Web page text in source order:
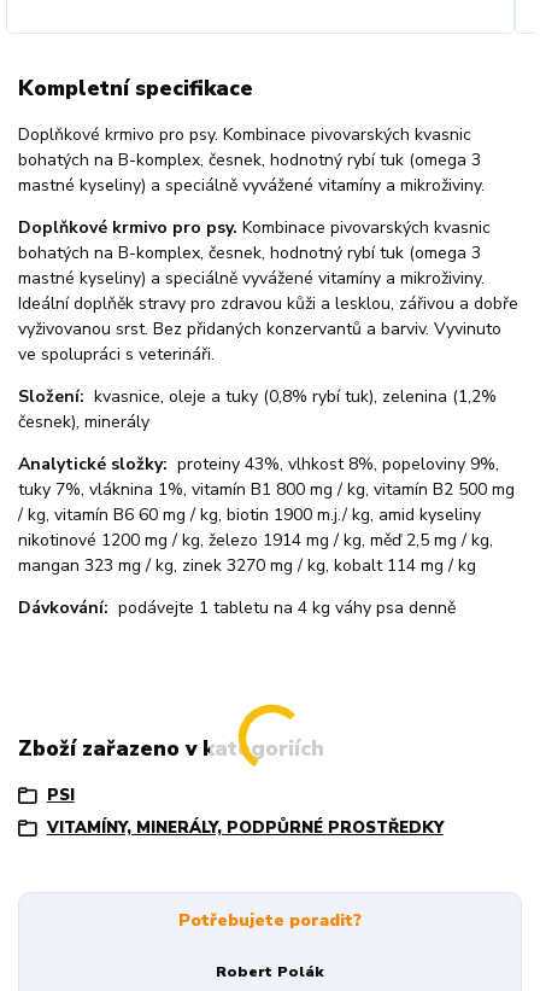
Kompletní specifikace
Doplňkové krmivo pro psy. Kombinace pivovarských kvasnic
bohatých na B-komplex, česnek, hodnotný rybí tuk (omega 3
mastné kyseliny) a speciálně vyvážené vitamíny a mikroživiny.
Doplňkové krmivo pro psy. Kombinace pivovarských kvasnic
bohatých na B-komplex, česnek, hodnotný rybí tuk (omega 3
mastné kyseliny) a speciálně vyvážené vitamíny a mikroživiny.
Ideální doplňěk stravy pro zdravou kůži a lesklou, zářivou a dobře
vyživovanou srst. Bez přidaných konzervantů a barviv. Vyvinuto
ve spolupráci s veterináři.
Složení: kvasnice, oleje a tuky (0,8% rybí tuk), zelenina (1,2%
česnek), minerály
Analytické složky: proteiny 43%, vlhkost 8%, popeloviny 9%,
tuky 7%, vláknina 1%, vitamín B1 800 mg / kg, vitamín B2 500 mg
/ kg, vitamín B6 60 mg / kg, biotin 1900 m.j./ kg, amid kyseliny
nikotinové 1200 mg / kg, železo 1914 mg / kg, měď 2,5 mg / kg,
mangan 323 mg / kg, zinek 3270 mg / kg, kobalt 114 mg / kg
Dávkování: podávejte 1 tabletu na 4 kg váhy psa denně
Zboží zařazeno v kategoriích
PSI
VITAMÍNY, MINERÁLY, PODPŮRNÉ PROSTŘEDKY
Potřebujete poradit?
Robert Polák